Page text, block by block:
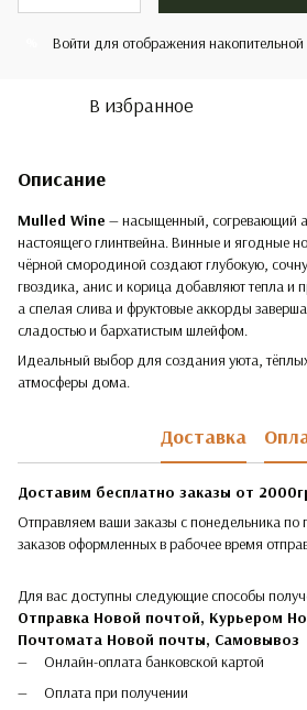
Войти для отображения накопительной
В избранное
Описание
Mulled Wine — насыщенный, согревающий
настоящего глинтвейна. Винные и ягодные
чёрной смородиной создают глубокую,
гвоздика, анис и корица добавляют тепла и
а спелая слива и фруктовые аккорды
сладостью и бархатистым шлейфом.
Идеальный выбор для создания уюта,
атмосферы дома.
Доставка
Доставим бесплатно заказы от
Отправляем ваши заказы с понедельника по
заказов оформленных в рабочее время
Для вас доступны следующие способы
Отправка Новой почтой, Курьером
Почтомата Новой почты, Самовывоз
Онлайн-оплата банковской картой
Оплата при получении